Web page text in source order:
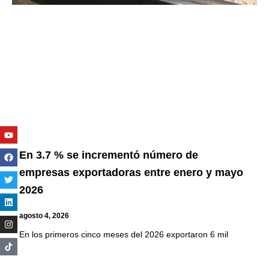
En 3.7 % se incrementó número de
empresas exportadoras entre enero y mayo
2026
agosto 4, 2026
En los primeros cinco meses del 2026 exportaron 6 mil
Youtube
Facebook
Twitter
Linkedin
Instagram